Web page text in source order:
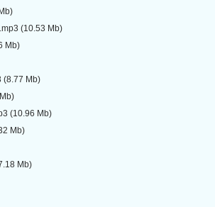
(10.53 Mb)
Mb)
(8.77 Mb)
(10.96 Mb)
Mb)
Mb)